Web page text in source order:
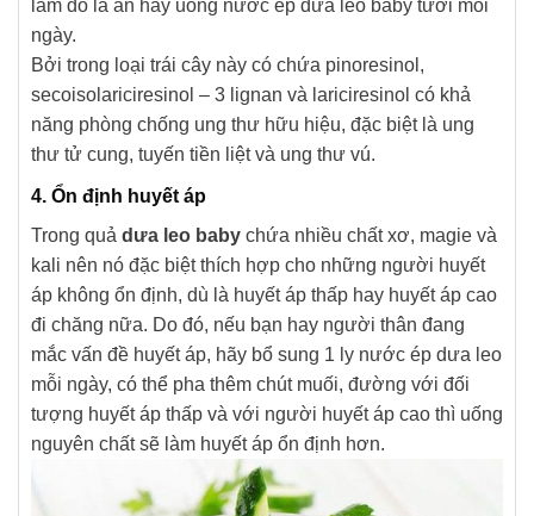
làm đó là ăn hay uống nước ép dưa leo baby tươi mỗi
ngày.
Bởi trong loại trái cây này có chứa pinoresinol,
secoisolariciresinol – 3 lignan và lariciresinol có khả
năng phòng chống ung thư hữu hiệu, đặc biệt là ung
thư tử cung, tuyến tiền liệt và ung thư vú.
4. Ổn định huyết áp
Trong quả dưa leo baby chứa nhiều chất xơ, magie và
kali nên nó đặc biệt thích hợp cho những người huyết
áp không ổn định, dù là huyết áp thấp hay huyết áp cao
đi chăng nữa. Do đó, nếu bạn hay người thân đang
mắc vấn đề huyết áp, hãy bổ sung 1 ly nước ép dưa leo
mỗi ngày, có thể pha thêm chút muối, đường với đối
tượng huyết áp thấp và với người huyết áp cao thì uống
nguyên chất sẽ làm huyết áp ổn định hơn.